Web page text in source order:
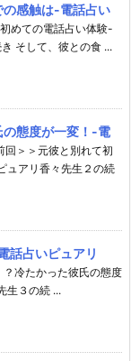
の感触は-電話占い
めての電話占い体験-
そして、彼との食 ...
の態度が一変！-電
回＞＞元彼と別れて初
ュアリ香々先生２の続
話占いピュアリ
冷たかった彼氏の態度
生３の続 ...